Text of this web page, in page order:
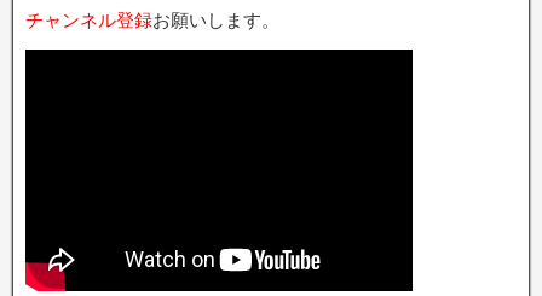
チャンネル登録お願いします。